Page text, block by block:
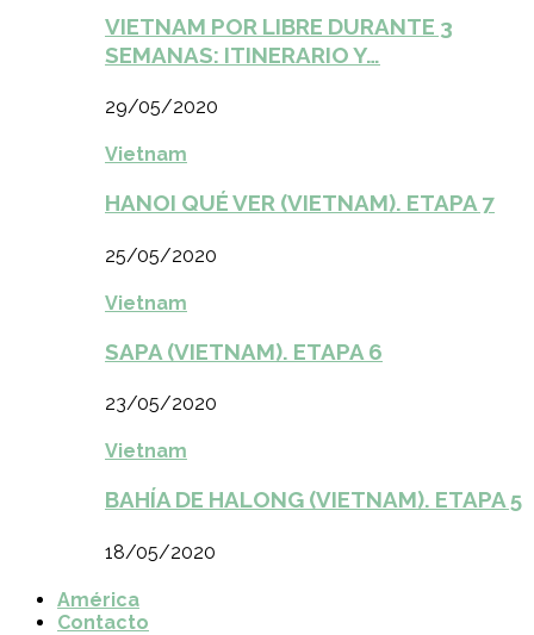
VIETNAM POR LIBRE DURANTE 3
SEMANAS: ITINERARIO Y…
29/05/2020
Vietnam
HANOI QUÉ VER (VIETNAM). ETAPA 7
25/05/2020
Vietnam
SAPA (VIETNAM). ETAPA 6
23/05/2020
Vietnam
BAHÍA DE HALONG (VIETNAM). ETAPA 5
18/05/2020
América
Contacto